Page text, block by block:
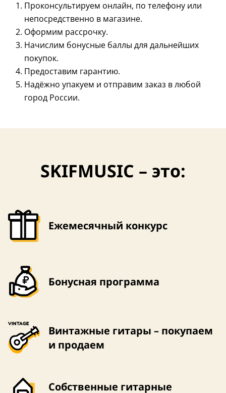
Проконсультируем онлайн, по телефону или
непосредственно в магазине.
Оформим рассрочку.
Начислим бонусные баллы для дальнейших
покупок.
Предоставим гарантию.
Надёжно упакуем и отправим заказ в любой
город России.
SKIFMUSIC – это:
Ежемесячный конкурс
Бонусная программа
Винтажные гитары – покупаем
и продаем
Собственные гитарные